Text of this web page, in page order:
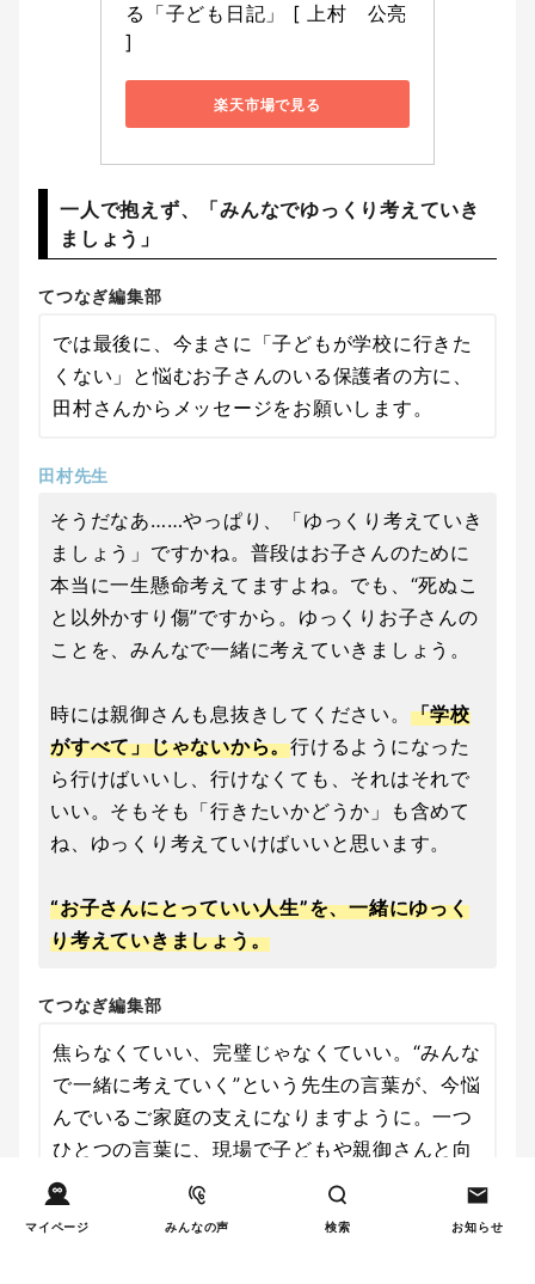
マイページ みんなの声 検索 お知らせ
る「子ども日記」 [ 上村　公亮
]
楽天市場で見る
一人で抱えず、「みんなでゆっくり考えていき
ましょう」
てつなぎ編集部
では最後に、今まさに「子どもが学校に行きた
くない」と悩むお子さんのいる保護者の方に、
田村さんからメッセージをお願いします。
田村先生
そうだなあ……やっぱり、「ゆっくり考えていき
ましょう」ですかね。普段はお子さんのために
本当に一生懸命考えてますよね。でも、“死ぬこ
と以外かすり傷”ですから。ゆっくりお子さんの
ことを、みんなで一緒に考えていきましょう。
時には親御さんも息抜きしてください。 「学校
がすべて」じゃないから。行けるようになった
ら行けばいいし、行けなくても、それはそれで
いい。そもそも「行きたいかどうか」も含めて
ね、ゆっくり考えていけばいいと思います。
“お子さんにとっていい人生”を、一緒にゆっく
り考えていきましょう。
てつなぎ編集部
焦らなくていい、完璧じゃなくていい。“みんな
で一緒に考えていく”という先生の言葉が、今悩
んでいるご家庭の支えになりますように。一つ
ひとつの言葉に、現場で子どもや親御さんと向
き合ってこられた先生のあたたかさを感じまし